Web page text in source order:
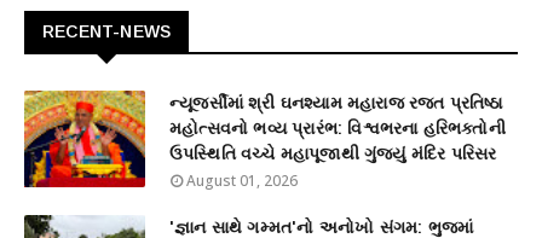
RECENT-NEWS
ન્યૂજર્સીમાં શ્રી ઘનશ્યામ મહારાજ રજત પ્રતિષ્ઠા
મહોત્સવનો ભવ્ય પ્રારંભ: વિશ્વભરના હરિભક્તોની
ઉપસ્થિતિ વચ્ચે મહાપૂજાથી ગુંજ્યું મંદિર પરિસર
August 01, 2026
'જ્ઞાન સાથે ગમ્મત'નો અનોખો સંગમ: ભુજમાં